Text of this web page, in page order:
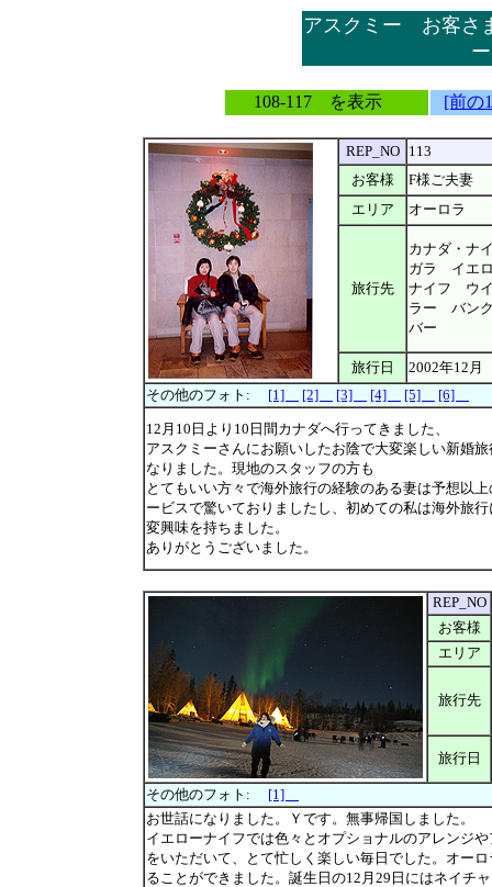
アスクミー お客さ
ー
108-117 を表示 [前の
REP_NO
113
お客様
F様ご夫妻
エリア
オーロラ
旅行先
カナダ・ナ
ガラ イエ
ナイフ ウ
ラー バン
バー
旅行日
2002年12月
その他のフォト: [1] [2] [3] [4] [5] [6]
12月10日より10日間カナダへ行ってきました、
アスクミーさんにお願いしたお陰で大変楽しい新婚旅
なりました。現地のスタッフの方も
とてもいい方々で海外旅行の経験のある妻は予想以上
ービスで驚いておりましたし、初めての私は海外旅行
変興味を持ちました。
ありがとうございました。
REP_NO
お客様
エリア
旅行先
旅行日
その他のフォト: [1]
お世話になりました。Ｙです。無事帰国しました。
イエローナイフでは色々とオプショナルのアレンジ
をいただいて、とて忙しく楽しい毎日でした。オー
ることができました。誕生日の12月29日にはネイチ